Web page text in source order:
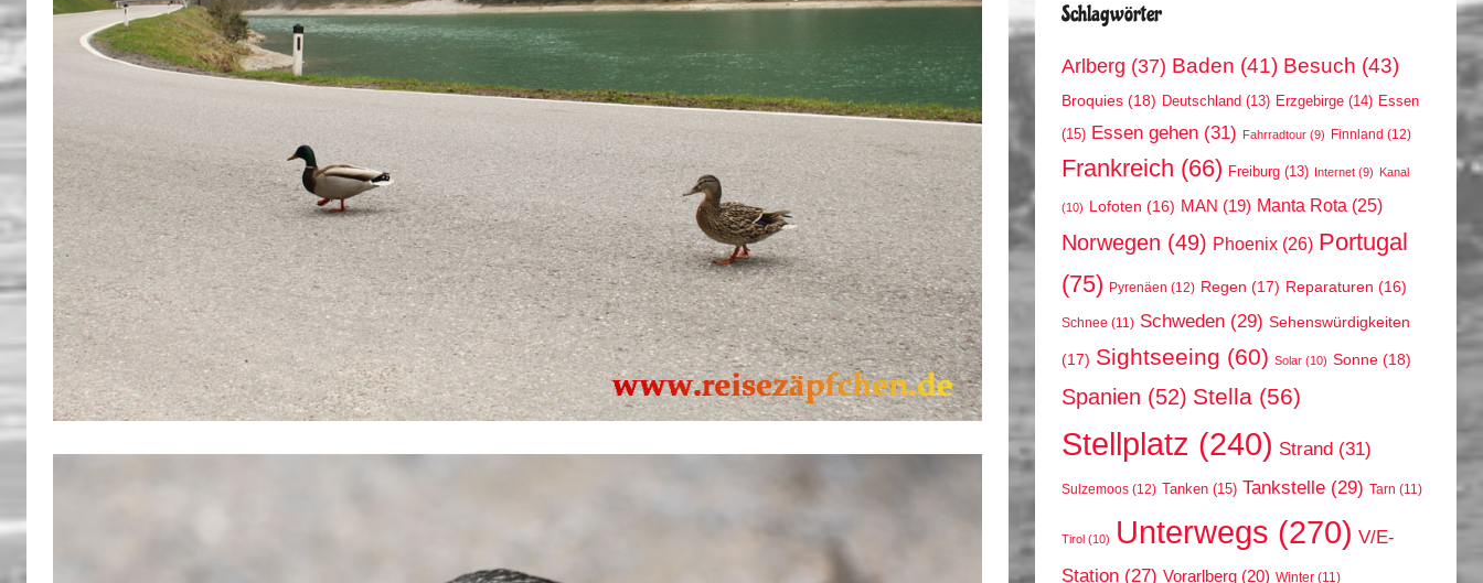
Schlagwörter
Arlberg (37) Baden (41) Besuch (43)
Broquies (18) Deutschland (13) Erzgebirge (14) Essen
(15) Essen gehen (31) Fahrradtour (9) Finnland (12)
Frankreich (66) Freiburg (13) Internet (9) Kanal
(10) Lofoten (16) MAN (19) Manta Rota (25)
Norwegen (49) Phoenix (26) Portugal
(75) Pyrenäen (12) Regen (17) Reparaturen (16)
Schnee (11) Schweden (29) Sehenswürdigkeiten
(17) Sightseeing (60) Solar (10) Sonne (18)
Spanien (52) Stella (56)
Stellplatz (240) Strand (31)
Sulzemoos (12) Tanken (15) Tankstelle (29) Tarn (11)
Tirol (10) Unterwegs (270) V/E-
Station (27) Vorarlberg (20) Winter (11)